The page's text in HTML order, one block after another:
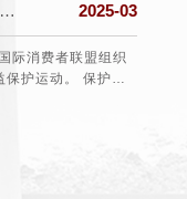
福美迪木门丨质在每一天，不止315！ 2025-03
际消费者联盟组织
护运动。 保护消